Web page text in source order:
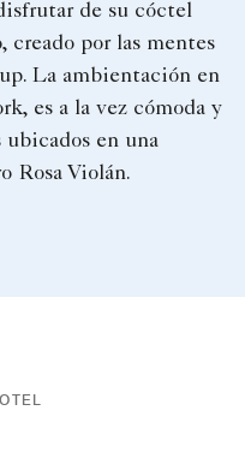
de su cóctel
creado por las mentes
La ambientación en
es a la vez cómoda y
ubicados en una
Rosa Violán.